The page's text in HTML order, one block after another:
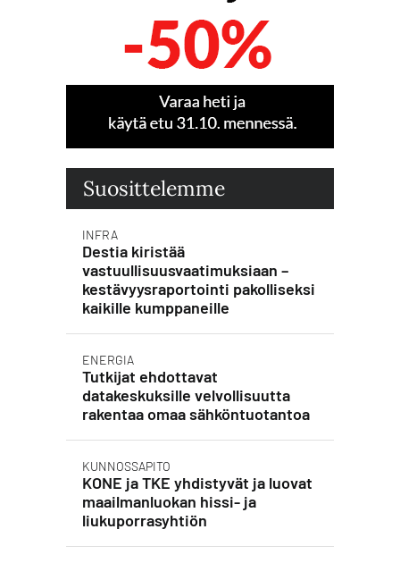
Suosittelemme
INFRA
Destia kiristää
vastuullisuusvaatimuksiaan –
kestävyysraportointi pakolliseksi
kaikille kumppaneille
ENERGIA
Tutkijat ehdottavat
datakeskuksille velvollisuutta
rakentaa omaa sähköntuotantoa
KUNNOSSAPITO
KONE ja TKE yhdistyvät ja luovat
maailmanluokan hissi- ja
liukuporrasyhtiön